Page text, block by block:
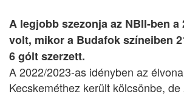
A legjobb szezonja az NBII-ben a
volt, mikor a Budafok színeiben
6 gólt szerzett.
A 2022/2023-as idényben az
Kecskeméthez került kölcsönbe,